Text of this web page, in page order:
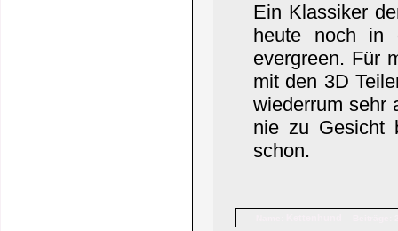
Ein Klassiker
heute noch in
evergreen. Für
mit den 3D
wiederrum sehr
nie zu Gesicht
schon.